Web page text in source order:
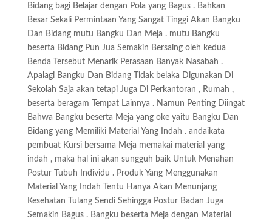
Bidang bagi Belajar dengan Pola yang Bagus . Bahkan
Besar Sekali Permintaan Yang Sangat Tinggi Akan Bangku
Dan Bidang mutu Bangku Dan Meja . mutu Bangku
beserta Bidang Pun Jua Semakin Bersaing oleh kedua
Benda Tersebut Menarik Perasaan Banyak Nasabah .
Apalagi Bangku Dan Bidang Tidak belaka Digunakan Di
Sekolah Saja akan tetapi Juga Di Perkantoran , Rumah ,
beserta beragam Tempat Lainnya . Namun Penting Diingat
Bahwa Bangku beserta Meja yang oke yaitu Bangku Dan
Bidang yang Memiliki Material Yang Indah . andaikata
pembuat Kursi bersama Meja memakai material yang
indah , maka hal ini akan sungguh baik Untuk Menahan
Postur Tubuh Individu . Produk Yang Menggunakan
Material Yang Indah Tentu Hanya Akan Menunjang
Kesehatan Tulang Sendi Sehingga Postur Badan Juga
Semakin Bagus . Bangku beserta Meja dengan Material